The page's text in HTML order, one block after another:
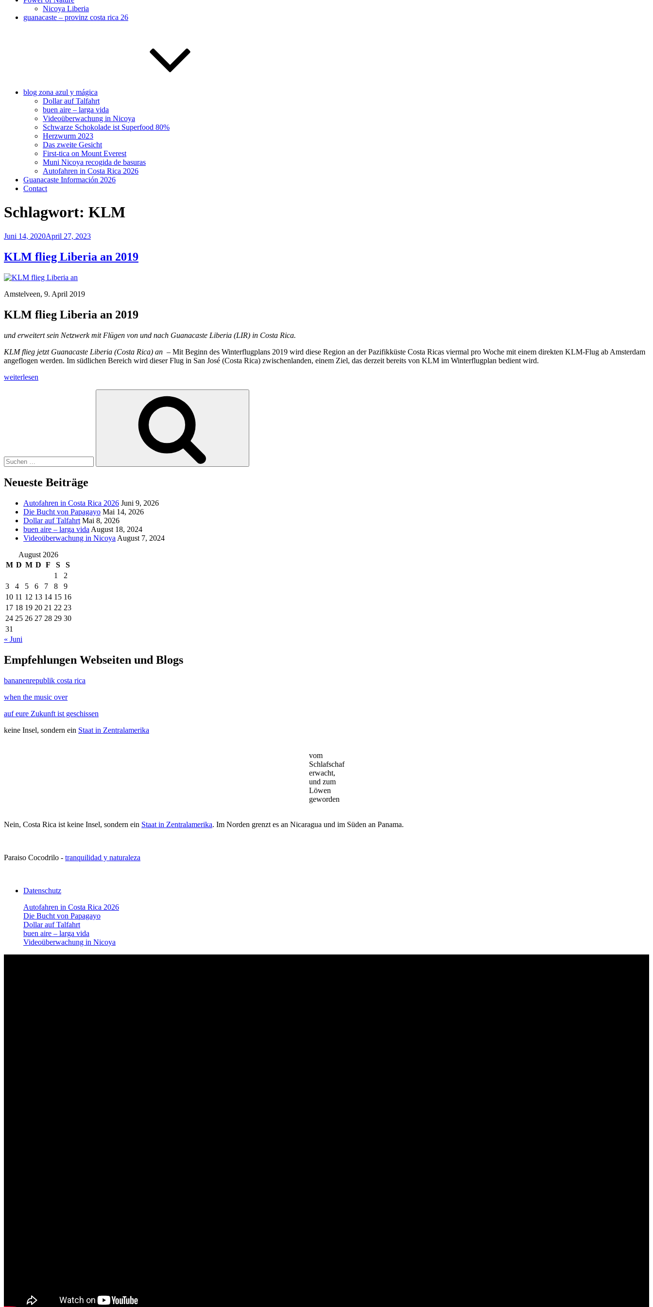
Nicoya Liberia
guanacaste – provinz costa rica 26
blog zona azul y mágica
Dollar auf Talfahrt
buen aire – larga vida
Videoüberwachung in Nicoya
Schwarze Schokolade ist Superfood 80%
Herzwurm 2023
Das zweite Gesicht
First-tica on Mount Everest
Muni Nicoya recogida de basuras
Autofahren in Costa Rica 2026
Guanacaste Información 2026
Contact
Schlagwort: KLM
Veröffentlicht
Juni 14, 2020April 27, 2023
KLM flieg Liberia an 2019
Amstelveen, 9. April 2019
KLM flieg Liberia an 2019
und erweitert sein Netzwerk mit Flügen von und nach Guanacaste Liberia (LIR) in Costa Rica.
KLM flieg jetzt Guanacaste Liberia (Costa Rica) an – Mit Beginn des Winterflugplans 2019 wird diese Region an der Pazifikküste Costa Ricas viermal pro Woche mit einem direkten KLM-Flug ab Amsterdam
angeflogen werden. Im südlichen Bereich wird dieser Flug in San José (Costa Rica) zwischenlanden, einem Ziel, das derzeit bereits von KLM im Winterflugplan bedient wird.
„KLM
weiterlesen
Neueste Beiträge
Autofahren in Costa Rica 2026 Juni 9, 2026
Die Bucht von Papagayo Mai 14, 2026
Dollar auf Talfahrt Mai 8, 2026
buen aire – larga vida August 18, 2024
Videoüberwachung in Nicoya August 7, 2024
August 2026
M D M D F S
S
1
2
3
4 5 6 7 8
9
10 11 12 13 14 15 16
17 18 19 20 21 22 23
24 25 26 27 28 29 30
31
« Juni
Empfehlungen Webseiten und Blogs
bananenrepublik costa rica
when the music over
auf eure Zukunft ist geschissen
keine Insel, sondern ein Staat in Zentralamerika
vom
Schlafschaf
erwacht,
und zum
Löwen
geworden
Nein, Costa Rica ist keine Insel, sondern ein Staat in Zentralamerika. Im Norden grenzt es an Nicaragua und im Süden an Panama.
Paraiso Cocodrilo - tranquilidad y naturaleza
Datenschutz
Autofahren in Costa Rica 2026
Die Bucht von Papagayo
Dollar auf Talfahrt
buen aire – larga vida
Videoüberwachung in Nicoya